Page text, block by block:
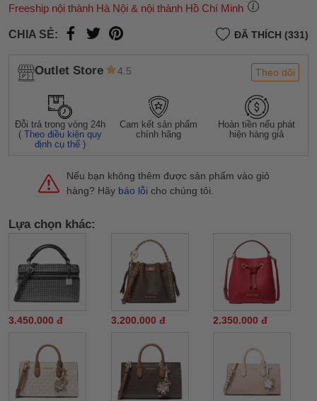
Freeship nội thành Hà Nội & nội thành Hồ Chí Minh
CHIA SẺ: ĐÃ THÍCH (331)
Outlet Store 4.5 Theo dõi
Đỗi trả trong vòng 24h
(Theo điều kiện quy
định cụ thể )
Cam kết sản phẩm
chính hãng
Hoàn tiền nếu phát
hiện hàng giả
Nếu bạn không thêm được sản phẩm vào giỏ
hàng? Hãy báo lỗi cho chúng tôi.
Lựa chọn khác:
3.450.000 đ 3.200.000 đ 2.350.000 đ